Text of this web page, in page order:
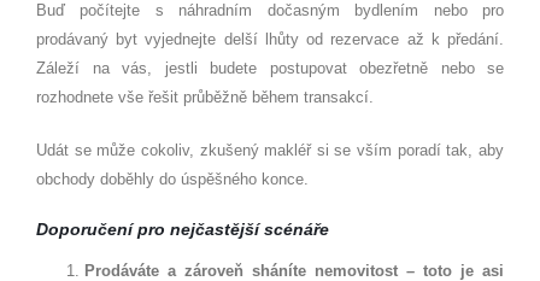
Buď počítejte s náhradním dočasným bydlením nebo pro
prodávaný byt vyjednejte delší lhůty od rezervace až k předání.
Záleží na vás, jestli budete postupovat obezřetně nebo se
rozhodnete vše řešit průběžně během transakcí.
Udát se může cokoliv, zkušený makléř si se vším poradí tak, aby
obchody doběhly do úspěšného konce.
Doporučení pro nejčastějšíscénáře
Prodáváte a zároveň sháníte nemovitost – toto je asi